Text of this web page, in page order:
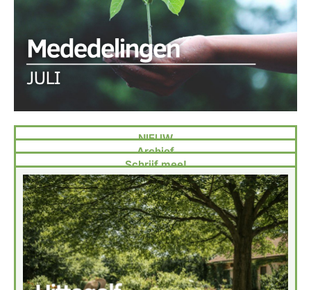
NIEUW
Archief
Schrijf mee!